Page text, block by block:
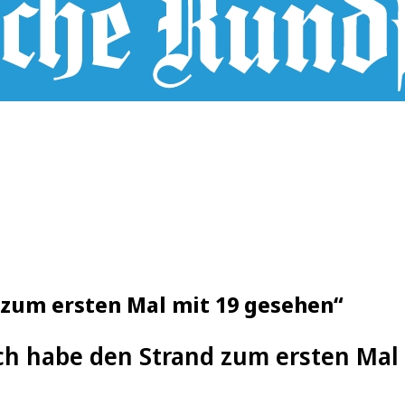
ersten Mal mit 19 gesehen“
habe den Strand zum ersten